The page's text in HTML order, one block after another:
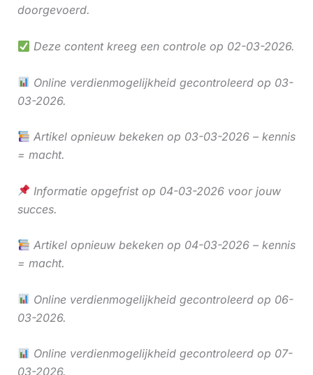
doorgevoerd.
Deze content kreeg een controle op 02-03-2026.
Online verdienmogelijkheid gecontroleerd op 03-
03-2026.
Artikel opnieuw bekeken op 03-03-2026 – kennis
= macht.
Informatie opgefrist op 04-03-2026 voor jouw
succes.
Artikel opnieuw bekeken op 04-03-2026 – kennis
= macht.
Online verdienmogelijkheid gecontroleerd op 06-
03-2026.
Online verdienmogelijkheid gecontroleerd op 07-
03-2026.